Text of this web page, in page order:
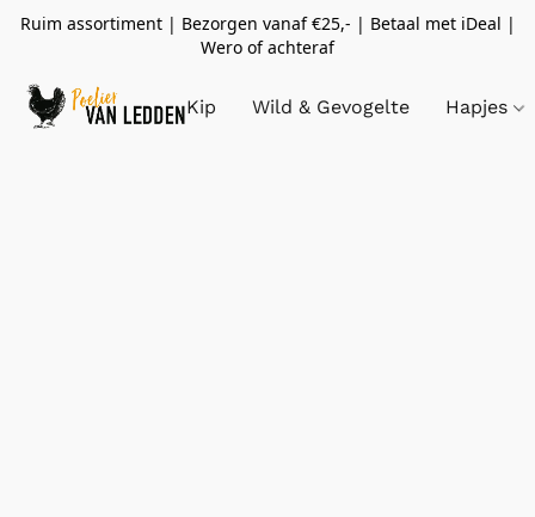
Ruim assortiment | Bezorgen vanaf €25,- | Betaal met iDeal |
Wero of achteraf
Kip Wild & Gevogelte Hapjes